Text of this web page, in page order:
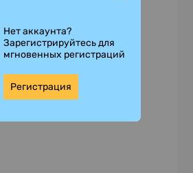
Нет аккаунта?
Зарегистрируйтесь для
мгновенных регистраций
Регистрация